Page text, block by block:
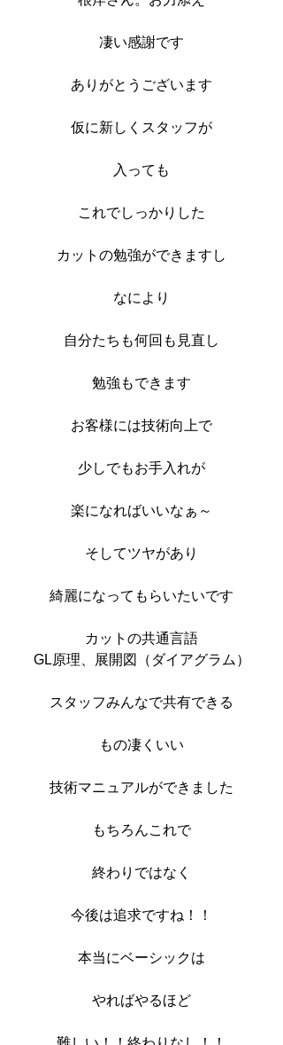
凄い感謝です
ありがとうございます
仮に新しくスタッフが
入っても
これでしっかりした
カットの勉強ができますし
なにより
自分たちも何回も見直し
勉強もできます
お客様には技術向上で
少しでもお手入れが
楽になればいいなぁ～
そしてツヤがあり
綺麗になってもらいたいです
カットの共通言語
GL原理、展開図（ダイアグラム）
スタッフみんなで共有できる
もの凄くいい
技術マニュアルができました
もちろんこれで
終わりではなく
今後は追求ですね！！
本当にベーシックは
やればやるほど